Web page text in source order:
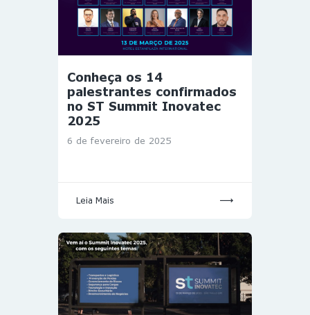
Conheça os 14
palestrantes confirmados
no ST Summit Inovatec
2025
6 de fevereiro de 2025
Leia Mais